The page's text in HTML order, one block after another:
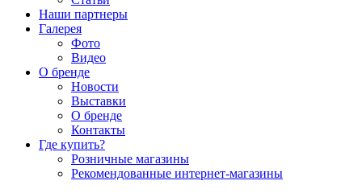
Наши партнеры
Галерея
Фото
Видео
О бренде
Новости
Выставки
О бренде
Контакты
Где купить?
Розничные магазины
Рекомендованные интернет-магазины